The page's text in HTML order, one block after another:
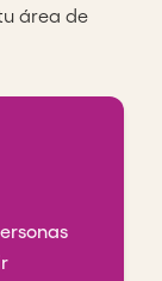
área de